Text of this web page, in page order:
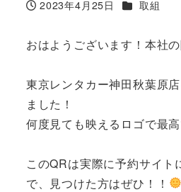
投稿日
2023年4月25日 カテゴリー
取組
おはようございます！本社の
東京レンタカー神田秋葉原
ました！
何度見ても映えるロゴで最
このQRは実際に予約サイト
で、見つけた方はぜひ！！